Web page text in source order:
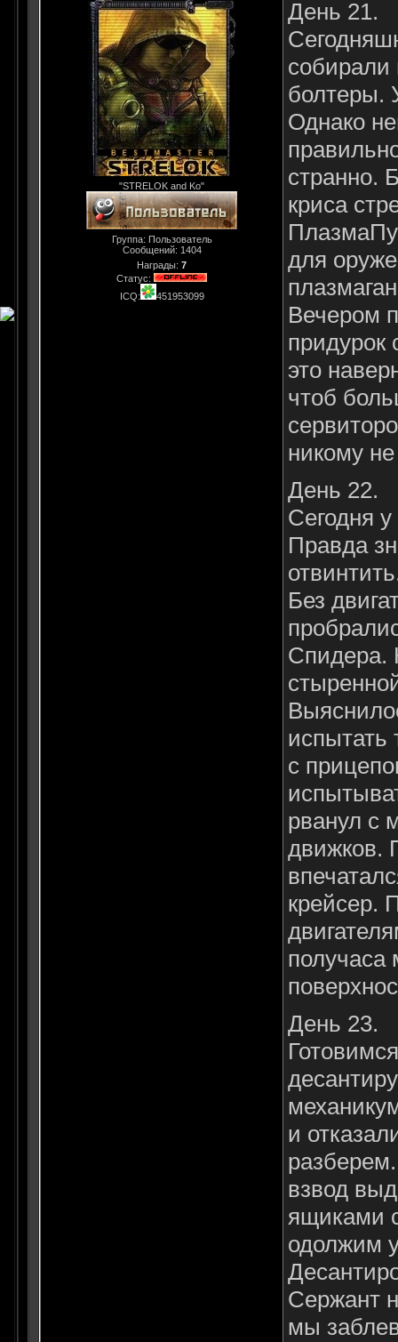
"STRELOK and Ko"
Группа: Пользователь
Сообщений: 1404
Награды: 7
Статус:
ICQ:
451953099
День 21.
собирали
болтеры.
Однако
странно.
криса
для
Вечером
это
чтоб
никому
День 22.
Сегодня
Правда
Без
Спидера.
испытать
с
рванул с
движков.
крейсер.
получаса
День 23.
и
взвод
ящиками
одолжим
Сержант
мы